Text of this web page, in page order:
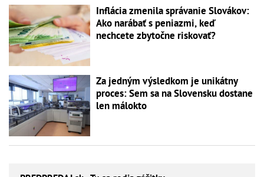
Inflácia zmenila správanie Slovákov:
Ako narábať s peniazmi, keď
nechcete zbytočne riskovať?
Za jedným výsledkom je unikátny
proces: Sem sa na Slovensku dostane
len málokto